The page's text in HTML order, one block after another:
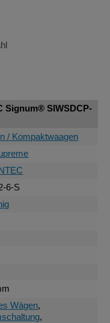
Signum® SIWSDCP-
/ Kompaktwaagen
6-S
Wägen,
,